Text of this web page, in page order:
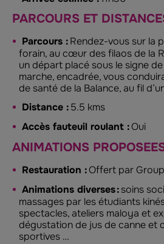
PARCOURS ET
Parcours :Rendez-vous sur la
forain, au cœur des filaos de la
un départ placé sous le signe
marche, encadrée, vous
de santé de la Balance, au fil
Distance :5.5 kms
Accès fauteuil roulant :Oui
ANIMATIONS
Restauration :Offert par
Animations diverses:soins
massages par les étudiants
spectacles, ateliers maloya et
dégustation de jus de canne et
sportives …